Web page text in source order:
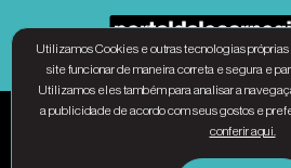
Associação Dale Carnegie Brasil - CNPJ
os direitos Reservados |Política
Utilizamos Cookies e outras tecnologias
site funcionar de maneira correta e segura e
Utilizamos eles também para analisar a
a publicidade de acordo com seus gostos e
conferir aqui.